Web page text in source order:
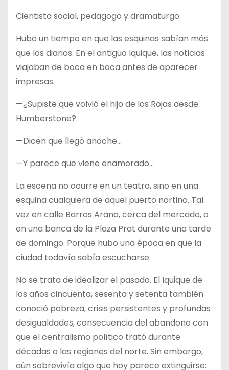
Cientista social, pedagogo y dramaturgo.
Hubo un tiempo en que las esquinas sabían más
que los diarios. En el antiguo Iquique, las noticias
viajaban de boca en boca antes de aparecer
impresas.
—¿Supiste que volvió el hijo de los Rojas desde
Humberstone?
—Dicen que llegó anoche…
—Y parece que viene enamorado…
La escena no ocurre en un teatro, sino en una
esquina cualquiera de aquel puerto nortino. Tal
vez en calle Barros Arana, cerca del mercado, o
en una banca de la Plaza Prat durante una tarde
de domingo. Porque hubo una época en que la
ciudad todavía sabía escucharse.
No se trata de idealizar el pasado. El Iquique de
los años cincuenta, sesenta y setenta también
conoció pobreza, crisis persistentes y profundas
desigualdades, consecuencia del abandono con
que el centralismo político trató durante
décadas a las regiones del norte. Sin embargo,
aún sobrevivía algo que hoy parece extinguirse: